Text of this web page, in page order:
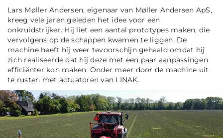
Lars Møller Andersen, eigenaar van Møller Andersen ApS,
kreeg vele jaren geleden het idee voor een
onkruidstrijker. Hij liet een aantal prototypes maken, die
vervolgens op de schappen kwamen te liggen. De
machine heeft hij weer tevoorschijn gehaald omdat hij
zich realiseerde dat hij deze met een paar aanpassingen
efficiënter kon maken. Onder meer door de machine uit
te rusten met actuatoren van LINAK.